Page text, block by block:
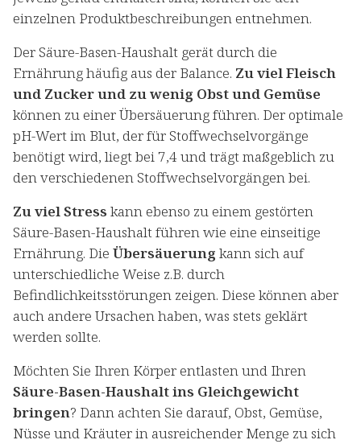
einzelnen Produktbeschreibungen entnehmen.
Der Säure-Basen-Haushalt gerät durch die
Ernährung häufig aus der Balance. Zu viel Fleisch
und Zucker und zu wenig Obst und Gemüse
können zu einer Übersäuerung führen. Der optimale
pH-Wert im Blut, der für Stoffwechselvorgänge
benötigt wird, liegt bei 7,4 und trägt maßgeblich zu
den verschiedenen Stoffwechselvorgängen bei.
Zu viel Stress kann ebenso zu einem gestörten
Säure-Basen-Haushalt führen wie eine einseitige
Ernährung. Die Übersäuerung kann sich auf
unterschiedliche Weise z.B. durch
Befindlichkeitsstörungen zeigen. Diese können aber
auch andere Ursachen haben, was stets geklärt
werden sollte.
Möchten Sie Ihren Körper entlasten und Ihren
Säure-Basen-Haushalt ins Gleichgewicht
bringen? Dann achten Sie darauf, Obst, Gemüse,
Nüsse und Kräuter in ausreichender Menge zu sich